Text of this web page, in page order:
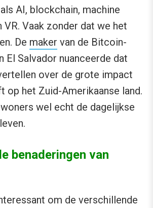
AI, blockchain, machine
VR. Vaak zonder dat we het
De maker van de Bitcoin-
El Salvador nuanceerde dat
over de grote impact
op het Zuid-Amerikaanse land.
wel echt de dagelijkse
benaderingen van
om de verschillende